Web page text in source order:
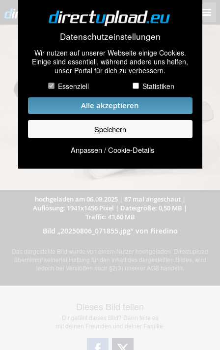
Datenschutzeinstellungen
Wir nutzen auf unserer Webseite einige Cookies.
Einige sind essentiell, während andere uns helfen,
unser Portal für dich zu verbessern.
Essenziell
Statistiken
Alle akzeptieren
Speichern
Anpassen / Cookie-Details
hochgeladen am 06.08.2025| 87 mal angeschaut|
Auflösung: 1941x1456 Pixel | Dateigröße: 0,50 MB |
Traffic: 43,60 MB
Bild „20250806_071855.jpg” von Firedino
Das dargestellte Bild wurde von einem Nutzer hochgeladen. Directupload
übernimmt keinerlei Haftung für den Inhalt des dargestellten Bildes, wird
jedoch bei Verstößen nach §2(3) unserer AGB handeln.
Dieses Bild teilen
Dir gefällt dieses Bild? Dann teile es
mit deinen Freunden und deiner Familie.